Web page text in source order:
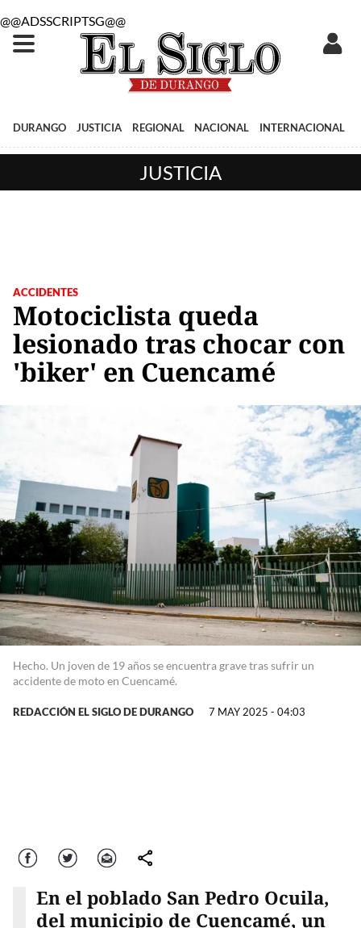
@@ADSSCRIPTSG@@
DURANGO JUSTICIA REGIONAL NACIONAL INTERNACIONAL
JUSTICIA
ACCIDENTES
Motociclista queda
lesionado tras chocar con
'biker' en Cuencamé
Hecho. Un joven de 19 años se encuentra grave tras sufrir un
accidente de moto en Cuencamé.
REDACCIÓN EL SIGLO DE DURANGO 7 MAY 2025 - 04:03
Facebook Twitter Correo comparte
En el poblado San Pedro Ocuila,
del municipio de Cuencamé, un